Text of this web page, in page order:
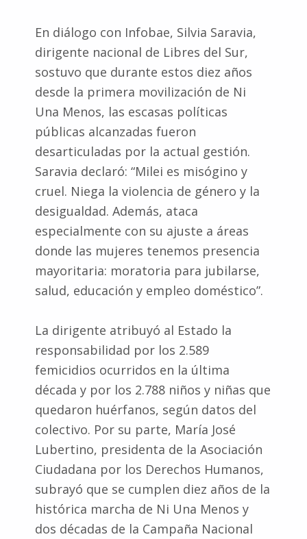
En diálogo con Infobae, Silvia Saravia,
dirigente nacional de Libres del Sur,
sostuvo que durante estos diez años
desde la primera movilización de Ni
Una Menos, las escasas políticas
públicas alcanzadas fueron
desarticuladas por la actual gestión.
Saravia declaró: “Milei es misógino y
cruel. Niega la violencia de género y la
desigualdad. Además, ataca
especialmente con su ajuste a áreas
donde las mujeres tenemos presencia
mayoritaria: moratoria para jubilarse,
salud, educación y empleo doméstico”.
La dirigente atribuyó al Estado la
responsabilidad por los 2.589
femicidios ocurridos en la última
década y por los 2.788 niños y niñas que
quedaron huérfanos, según datos del
colectivo. Por su parte, María José
Lubertino, presidenta de la Asociación
Ciudadana por los Derechos Humanos,
subrayó que se cumplen diez años de la
histórica marcha de Ni Una Menos y
dos décadas de la Campaña Nacional